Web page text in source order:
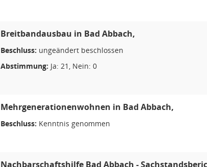
Breitbandausbau in Bad Abbach,
Beschluss: ungeändert beschlossen
Abstimmung: Ja: 21, Nein: 0
Mehrgenerationenwohnen in Bad Abbach,
Beschluss: Kenntnis genommen
Nachbarschaftshilfe Bad Abbach -